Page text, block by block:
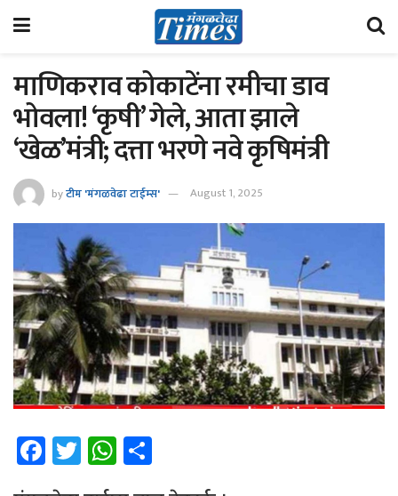
माणिकराव कोकाटेंना रमीचा डाव
भोवला! ‘कृषी’ गेले, आता झाले
‘खेळ’मंत्री; दत्ता भरणे नवे कृषिमंत्री
byटीम 'मंगळवेढा टाईम्स' August 1, 2025
Fa
ce
T
wi
W
h ar